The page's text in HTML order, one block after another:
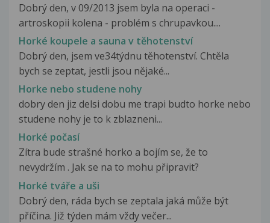
Dobrý den, v 09/2013 jsem byla na operaci -
artroskopii kolena - problém s chrupavkou....
Horké koupele a sauna v těhotenství
Dobrý den, jsem ve34týdnu těhotenství. Chtěla
bych se zeptat, jestli jsou nějaké...
Horke nebo studene nohy
dobry den jiz delsi dobu me trapi budto horke nebo
studene nohy je to k zblazneni...
Horké počasí
Zítra bude strašné horko a bojím se, že to
nevydržím . Jak se na to mohu připravit?
Horké tváře a uši
Dobrý den, ráda bych se zeptala jaká může být
příčina. Již týden mám vždy večer...